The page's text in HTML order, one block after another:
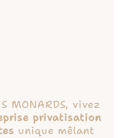
MONARDS, vivez
privatisation
unique mêlant